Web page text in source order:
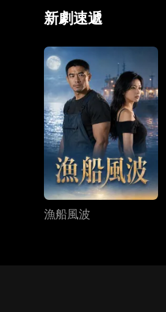
新劇速遞
漁船風波